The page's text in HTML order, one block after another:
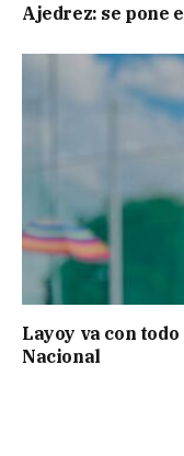
Ajedrez: se pone
Layoy va con
Nacional